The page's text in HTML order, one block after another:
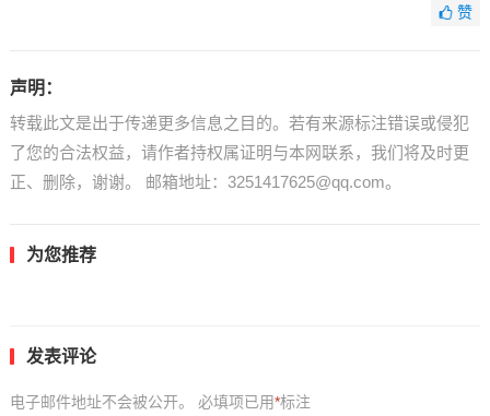
赞
声明：
转载此文是出于传递更多信息之目的。若有来源标注错误或侵犯
了您的合法权益，请作者持权属证明与本网联系，我们将及时更
正、删除，谢谢。 邮箱地址：3251417625@qq.com。
为您推荐
发表评论
电子邮件地址不会被公开。 必填项已用*标注